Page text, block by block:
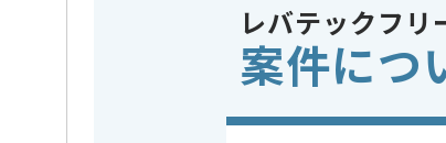
・リモート
※上記に似た経験やスキル
クラウド
レバテックフリ
案件につ